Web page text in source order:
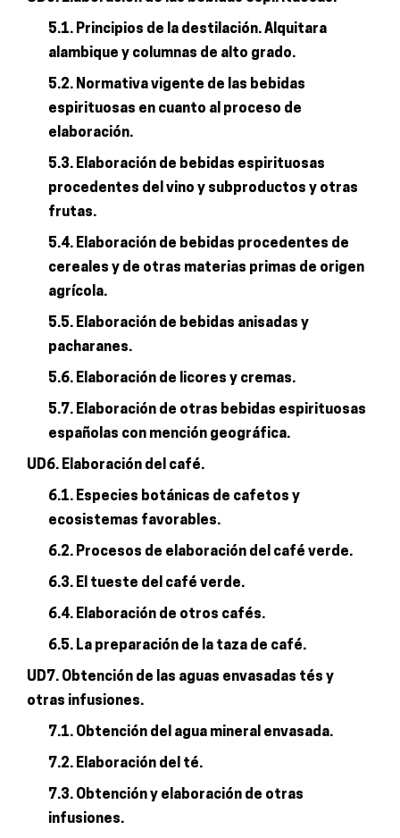
5.1. Principios de la destilación. Alquitara
alambique y columnas de alto grado.
5.2. Normativa vigente de las bebidas
espirituosas en cuanto al proceso de
elaboración.
5.3. Elaboración de bebidas espirituosas
procedentes del vino y subproductos y otras
frutas.
5.4. Elaboración de bebidas procedentes de
cereales y de otras materias primas de origen
agrícola.
5.5. Elaboración de bebidas anisadas y
pacharanes.
5.6. Elaboración de licores y cremas.
5.7. Elaboración de otras bebidas espirituosas
españolas con mención geográfica.
UD6. Elaboración del café.
6.1. Especies botánicas de cafetos y
ecosistemas favorables.
6.2. Procesos de elaboración del café verde.
6.3. El tueste del café verde.
6.4. Elaboración de otros cafés.
6.5. La preparación de la taza de café.
UD7. Obtención de las aguas envasadas tés y
otras infusiones.
7.1. Obtención del agua mineral envasada.
7.2. Elaboración del té.
7.3. Obtención y elaboración de otras
infusiones.